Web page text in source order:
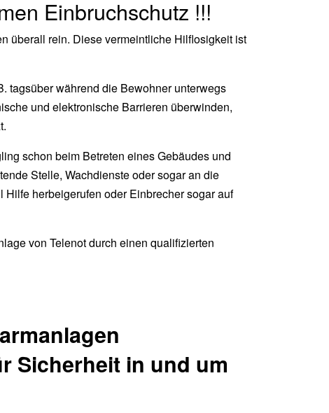
Einbruchschutz !!!
überall rein. Diese vermeintliche Hilflosigkeit ist
tagsüber während die Bewohner unterwegs
und elektronische Barrieren überwinden,
schon beim Betreten eines Gebäudes und
Stelle, Wachdienste oder sogar an die
herbeigerufen oder Einbrecher sogar auf
von Telenot durch einen qualifizierten
Sicherheit in und um